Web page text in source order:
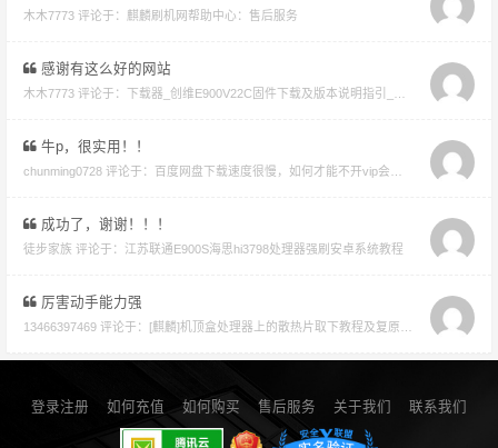
木木7773 评论于： 麒麟刷机网帮助中心：售后服务
感谢有这么好的网站
木木7773 评论于： 下载器_创维E900V22C固件下载及版本说明指引_看好在下载避免刷成砖
牛p，很实用！！
chunming0728 评论于： 百度网盘下载速度很慢，如何才能不开vip会员就能享受高速下载的教程
成功了，谢谢！！！
徒步家族 评论于： 江苏联通E900S海思hi3798处理器强刷安卓系统教程
厉害动手能力强
13466397469 评论于： [麒麟]机顶盒处理器上的散热片取下教程及复原教程
登录注册 如何充值 如何购买 售后服务 关于我们 联系我们